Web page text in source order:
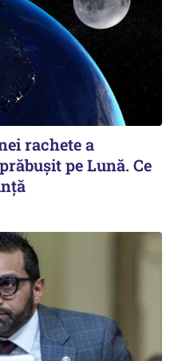
rachete a
pe Lună. Ce